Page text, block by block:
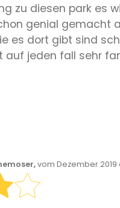
zu diesen park es
genial gemacht
es dort gibt sind
auf jeden fall sehr
vom Dezember